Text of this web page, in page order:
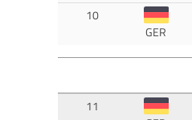
10
GER
11